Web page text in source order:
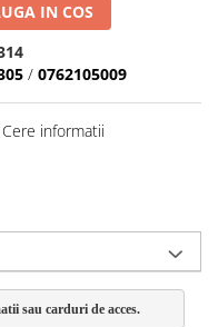
IN COS
/ 0762105009
informatii
sau carduri de acces.